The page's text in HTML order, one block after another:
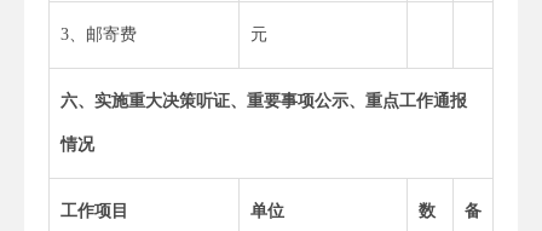
3、邮寄费 元
六、实施重大决策听证、重要事项公示、重点工作通报
情况
工作项目 单位 数 备